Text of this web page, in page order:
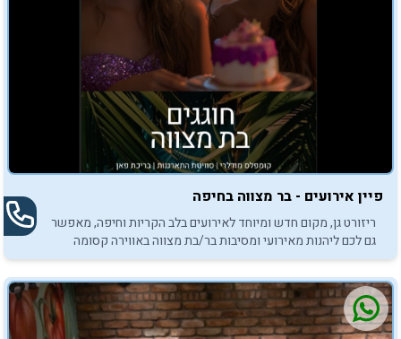
פיין אירועים - בר מצווה בחיפה
ריזורט גן, מקום חדש ומיוחד לאירועים בלב הקריות וחיפה, מאפשר
גם לכם ליהנות מאירועי ומסיבות בר/בת מצווה באווירה קסומה
ומפנקת.